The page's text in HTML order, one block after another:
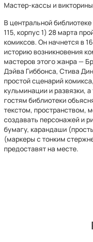
Мастер-кассы и викторины
В центральной
115, корпус 1) 28 марта
комиксов. Он начнется в
историю возникновения
мастеров этого жанра —
Дэйва Гиббонса, Стива
простой сценарий
кульминации и развязки,
гостям библиотеки
текстом, пространством,
создавать персонажей и
бумагу, карандаши
(маркеры с тонким
предоставят на месте.